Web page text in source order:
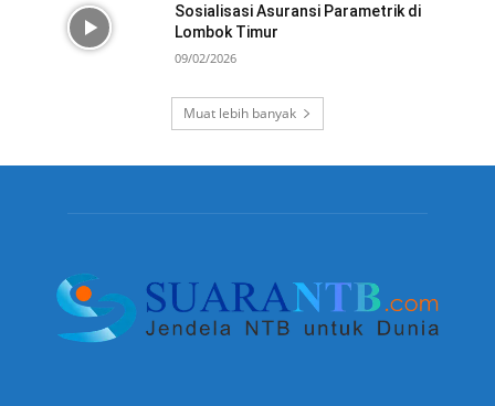
Sosialisasi Asuransi Parametrik di
Lombok Timur
09/02/2026
Muat lebih banyak